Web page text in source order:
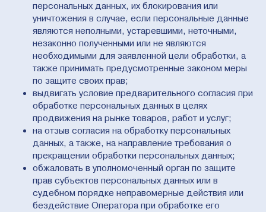
персональных данных, их блокирования или
уничтожения в случае, если персональные данные
являются неполными, устаревшими, неточными,
незаконно полученными или не являются
необходимыми для заявленной цели обработки, а
также принимать предусмотренные законом меры
по защите своих прав;
выдвигать условие предварительного согласия при
обработке персональных данных в целях
продвижения на рынке товаров, работ и услуг;
на отзыв согласия на обработку персональных
данных, а также, на направление требования о
прекращении обработки персональных данных;
обжаловать в уполномоченный орган по защите
прав субъектов персональных данных или в
судебном порядке неправомерные действия или
бездействие Оператора при обработке его